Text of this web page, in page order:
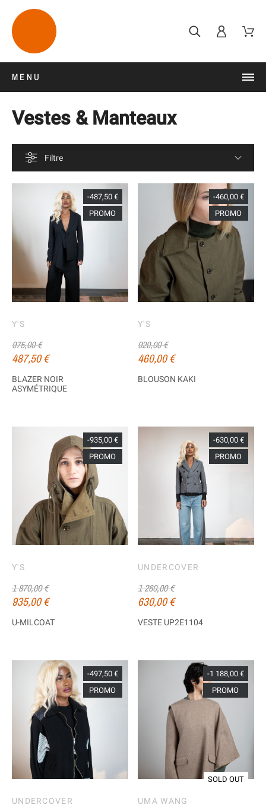
MENU
Vestes & Manteaux
Filtre
-487,50 €
PROMO
Y'S
975,00 €
487,50 €
BLAZER NOIR
ASYMÉTRIQUE
-460,00 €
PROMO
Y'S
920,00 €
460,00 €
BLOUSON KAKI
-935,00 €
PROMO
Y'S
1 870,00 €
935,00 €
U-MILCOAT
-630,00 €
PROMO
UNDERCOVER
1 260,00 €
630,00 €
VESTE UP2E1104
-497,50 €
PROMO
UNDERCOVER
-1 188,00 €
PROMO
SOLD OUT
UMA WANG